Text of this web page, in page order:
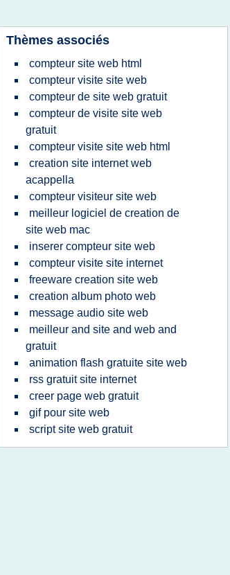
Thèmes associés
compteur site web html
compteur visite site web
compteur de site web gratuit
compteur de visite site web
gratuit
compteur visite site web html
creation site internet web
acappella
compteur visiteur site web
meilleur logiciel de creation de
site web mac
inserer compteur site web
compteur visite site internet
freeware creation site web
creation album photo web
message audio site web
meilleur and site and web and
gratuit
animation flash gratuite site web
rss gratuit site internet
creer page web gratuit
gif pour site web
script site web gratuit